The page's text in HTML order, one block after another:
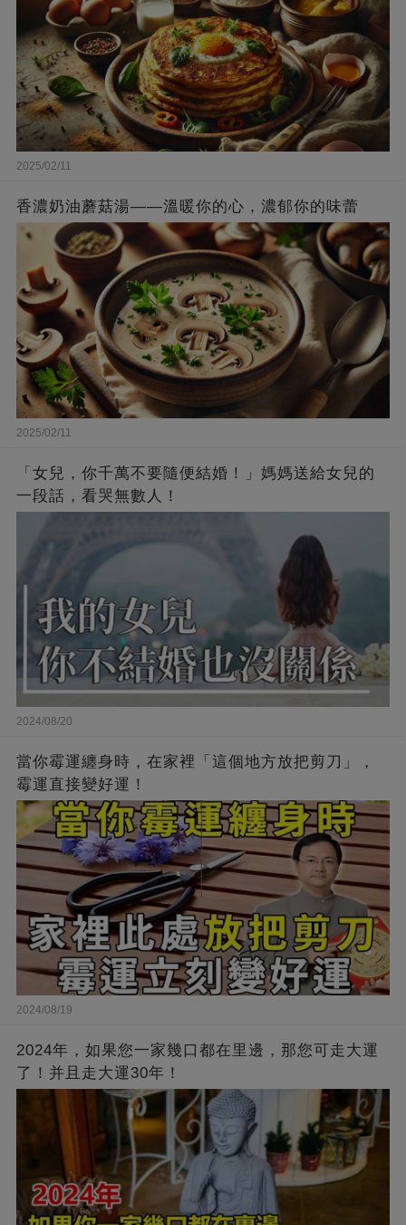
2025/02/11
香濃奶油蘑菇湯——溫暖你的心，濃郁你的味蕾
2025/02/11
「女兒，你千萬不要隨便結婚！」媽媽送給女兒的
一段話，看哭無數人！
2024/08/20
當你霉運纏身時，在家裡「這個地方放把剪刀」，
霉運直接變好運！
2024/08/19
2024年，如果您一家幾口都在里邊，那您可走大運
了！并且走大運30年！